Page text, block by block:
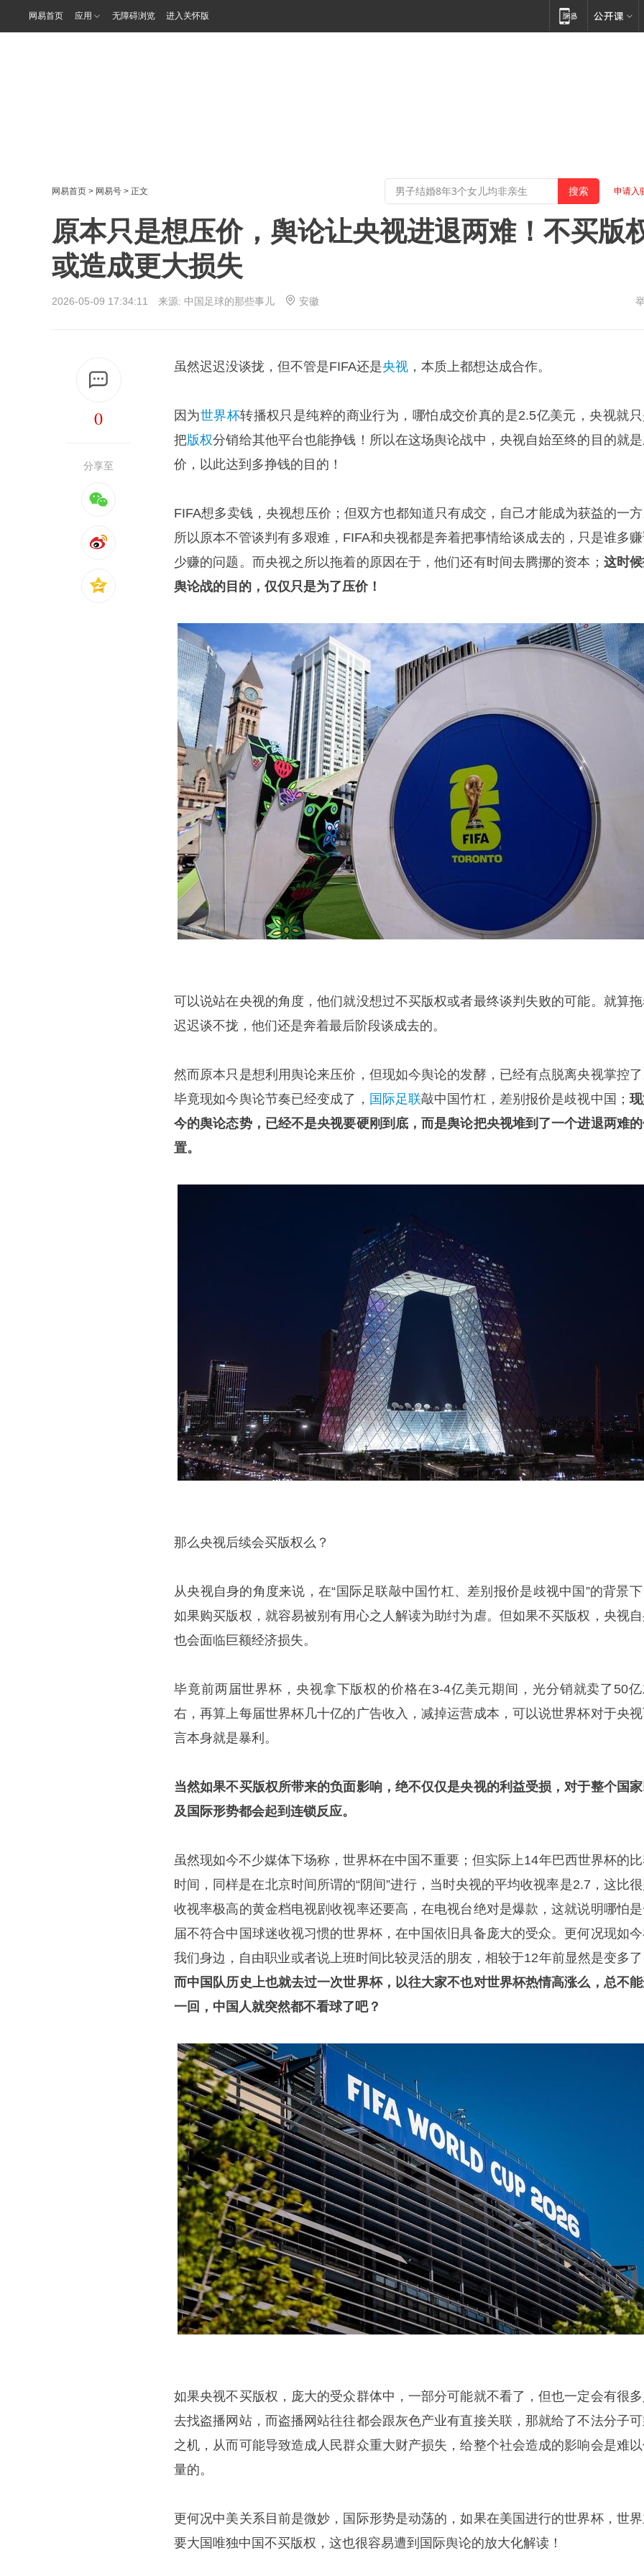
网易首页 应用 无障碍浏览 进入关怀版
网易首页 > 网易号 > 正文 申请入
原本只是想压价，舆论让央视进退两难！不买版
或造成更大损失
2026-05-09 17:34:11 来源: 中国足球的那些事儿 安徽
0
分享至
虽然迟迟没谈拢，但不管是FIFA还是央视 ，本质上都想达成合作。
因为世界杯转播权只是纯粹的商业行为，哪怕成交价真的是2.5亿美元，央视就
把版权分销给其他平台也能挣钱！所以在这场舆论战中，央视自始至终的目的就
价，以此达到多挣钱的目的！
FIFA想多卖钱，央视想压价；但双方也都知道只有成交，自己才能成为获益的一
所以原本不管谈判有多艰难，FIFA和央视都是奔着把事情给谈成去的，只是谁多
少赚的问题。而央视之所以拖着的原因在于，他们还有时间去腾挪的资本； 这时
舆论战的目的，仅仅只是为了压价！
可以说站在央视的角度，他们就没想过不买版权或者最终谈判失败的可能。就算
迟迟谈不拢，他们还是奔着最后阶段谈成去的。
然而原本只是想利用舆论来压价，但现如今舆论的发酵，已经有点脱离央视掌控
毕竟现如今舆论节奏已经变成了， 国际足联敲中国竹杠，差别报价是歧视中国；
今的舆论态势，已经不是央视要硬刚到底，而是舆论把央视堆到了一个进退两难
置。
那么央视后续会买版权么？
从央视自身的角度来说，在“国际足联敲中国竹杠、差别报价是歧视中国”的背景
如果购买版权，就容易被别有用心之人解读为助纣为虐。但如果不买版权，央视
也会面临巨额经济损失。
毕竟前两届世界杯，央视拿下版权的价格在3-4亿美元期间，光分销就卖了50
右，再算上每届世界杯几十亿的广告收入，减掉运营成本，可以说世界杯对于央
言本身就是暴利。
当然如果不买版权所带来的负面影响，绝不仅仅是央视的利益受损，对于整个国
及国际形势都会起到连锁反应。
虽然现如今不少媒体下场称，世界杯在中国不重要；但实际上14年巴西世界杯的
时间，同样是在北京时间所谓的“阴间”进行，当时央视的平均收视率是2.7，这比
收视率极高的黄金档电视剧收视率还要高，在电视台绝对是爆款，这就说明哪怕
届不符合中国球迷收视习惯的世界杯，在中国依旧具备庞大的受众。更何况现如
我们身边，自由职业或者说上班时间比较灵活的朋友，相较于12年前显然是变多
而中国队历史上也就去过一次世界杯，以往大家不也对世界杯热情高涨么，总不
一回，中国人就突然都不看球了吧？
如果央视不买版权，庞大的受众群体中，一部分可能就不看了，但也一定会有很
去找盗播网站，而盗播网站往往都会跟灰色产业有直接关联，那就给了不法分子
之机，从而可能导致造成人民群众重大财产损失，给整个社会造成的影响会是难
量的。
更何况中美关系目前是微妙，国际形势是动荡的，如果在美国进行的世界杯，世
要大国唯独中国不买版权，这也很容易遭到国际舆论的放大化解读！